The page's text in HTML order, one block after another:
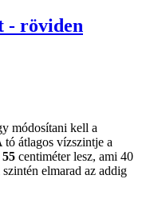
- röviden
módosítani kell a
átlagos vízszintje a
55 centiméter lesz, ami 40
elmarad az addig